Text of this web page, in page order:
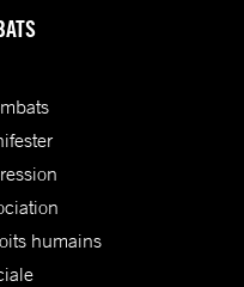
humains